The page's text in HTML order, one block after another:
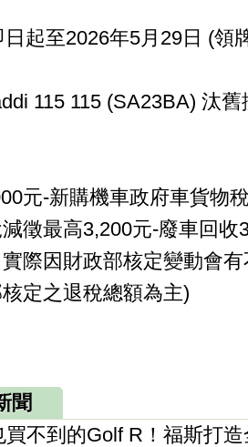
起至2026年5月29日 (領
115 115 (SA23BA) 汰
元-新購機車政府車貨物
徵最高3,200元-廢車回收
際因財政部核定變動會
定之退稅總額為主)
聞
買不到的Golf R！福斯打